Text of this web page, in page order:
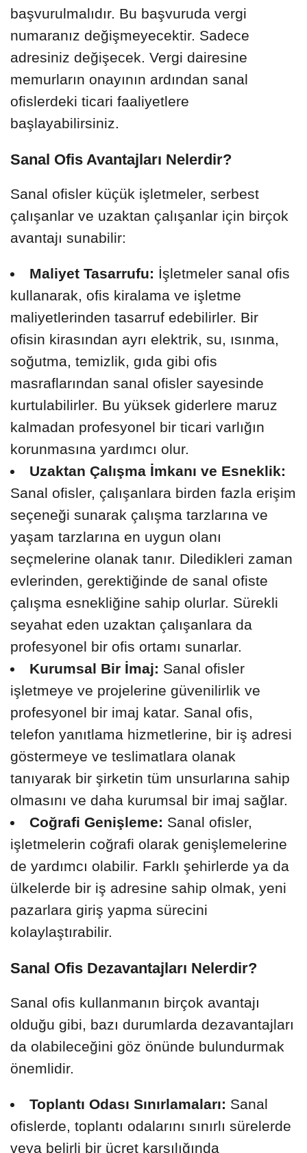
başvurulmalıdır. Bu başvuruda vergi
numaranız değişmeyecektir. Sadece
adresiniz değişecek. Vergi dairesine
memurların onayının ardından sanal
ofislerdeki ticari faaliyetlere
başlayabilirsiniz.
Sanal Ofis Avantajları Nelerdir?
Sanal ofisler küçük işletmeler, serbest
çalışanlar ve uzaktan çalışanlar için birçok
avantajı sunabilir:
Maliyet Tasarrufu: İşletmeler sanal ofis
kullanarak, ofis kiralama ve işletme
maliyetlerinden tasarruf edebilirler. Bir
ofisin kirasından ayrı elektrik, su, ısınma,
soğutma, temizlik, gıda gibi ofis
masraflarından sanal ofisler sayesinde
kurtulabilirler. Bu yüksek giderlere maruz
kalmadan profesyonel bir ticari varlığın
korunmasına yardımcı olur.
Uzaktan Çalışma İmkanı ve Esneklik:
Sanal ofisler, çalışanlara birden fazla erişim
seçeneği sunarak çalışma tarzlarına ve
yaşam tarzlarına en uygun olanı
seçmelerine olanak tanır. Diledikleri zaman
evlerinden, gerektiğinde de sanal ofiste
çalışma esnekliğine sahip olurlar. Sürekli
seyahat eden uzaktan çalışanlara da
profesyonel bir ofis ortamı sunarlar.
Kurumsal Bir İmaj: Sanal ofisler
işletmeye ve projelerine güvenilirlik ve
profesyonel bir imaj katar. Sanal ofis,
telefon yanıtlama hizmetlerine, bir iş adresi
göstermeye ve teslimatlara olanak
tanıyarak bir şirketin tüm unsurlarına sahip
olmasını ve daha kurumsal bir imaj sağlar.
Coğrafi Genişleme: Sanal ofisler,
işletmelerin coğrafi olarak genişlemelerine
de yardımcı olabilir. Farklı şehirlerde ya da
ülkelerde bir iş adresine sahip olmak, yeni
pazarlara giriş yapma sürecini
kolaylaştırabilir.
Sanal Ofis Dezavantajları Nelerdir?
Sanal ofis kullanmanın birçok avantajı
olduğu gibi, bazı durumlarda dezavantajları
da olabileceğini göz önünde bulundurmak
önemlidir.
Toplantı Odası Sınırlamaları: Sanal
ofislerde, toplantı odalarını sınırlı sürelerde
veya belirli bir ücret karşılığında